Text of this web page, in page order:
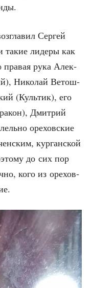
Сер­гей
такие лиде­ры как
пра­вая рука Алек­
Нико­лай Ветош­
(Куль­тик), его
Дмит­рий
оре­хов­ские
кур­ган­ской
до сих пор
кого из оре­хов­